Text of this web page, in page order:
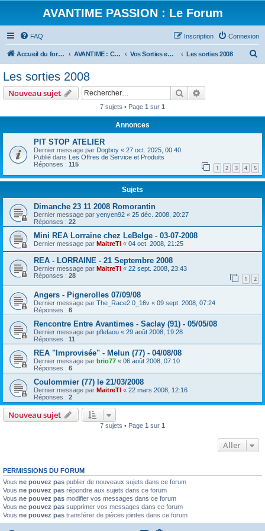
AVANTIME PASSION : Le Forum
FAQ Connexion
Inscription
Accueil du forum AVANTIME : Convivialité et Partage Vos Sorties en Avantime Les sorties 2008
r
Les sorties 2008
Nouveau sujet Rechercher
7 sujets • Page 1 sur 1
Annonces
PIT STOP ATELIER
Dernier message par Dogboy « 27 oct. 2025, 00:40
Publié dans Les Offres de Service et Produits
Réponses : 115 1 2 3 4 5
Sujets
Dimanche 23 11 2008 Romorantin
Dernier message par yenyen92 « 25 déc. 2008, 20:27
Réponses : 22
Mini REA Lorraine chez LeBelge - 03-07-2008
Dernier message par MaitreTI « 04 oct. 2008, 21:25
REA - LORRAINE - 21 Septembre 2008
Dernier message par MaitreTI « 22 sept. 2008, 23:43
Réponses : 28 1 2
Angers - Pignerolles 07/09/08
Dernier message par The_Race2.0_16v « 09 sept. 2008, 07:24
Réponses : 6
Rencontre Entre Avantimes - Saclay (91) - 05/05/08
Dernier message par pflefaou « 29 août 2008, 19:28
Réponses : 11
REA "Improvisée" - Melun (77) - 04/08/08
Dernier message par brio77 « 06 août 2008, 07:10
Réponses : 6
Coulommier (77) le 21/03/2008
Dernier message par MaitreTI « 22 mars 2008, 12:16
Réponses : 2
Nouveau sujet
7 sujets • Page 1 sur 1
Aller
PERMISSIONS DU FORUM
Vous ne pouvez pas publier de nouveaux sujets dans ce forum
Vous ne pouvez pas répondre aux sujets dans ce forum
Vous ne pouvez pas modifier vos messages dans ce forum
Vous ne pouvez pas supprimer vos messages dans ce forum
Vous ne pouvez pas transférer de pièces jointes dans ce forum